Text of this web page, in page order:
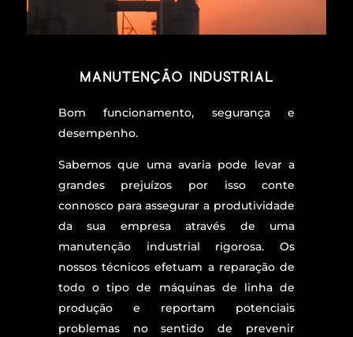
Manutenção Industrial
Bom funcionamento, segurança e
desempenho.
Sabemos que uma avaria pode levar a
grandes prejuízos por isso conte
connosco para assegurar a produtividade
da sua empresa através de uma
manutenção industrial rigorosa. Os
nossos técnicos efetuam a reparação de
todo o tipo de máquinas de linha de
produção e reportam potenciais
problemas no sentido de prevenir